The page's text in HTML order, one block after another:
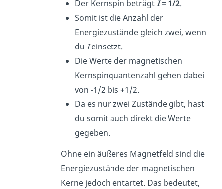
Der Kernspin beträgtI= 1/2.
Somit ist die Anzahl der
Energiezustände gleich zwei, wenn
du Ieinsetzt.
Die Werte der magnetischen
Kernspinquantenzahl gehen dabei
von -1/2 bis +1/2.
Da es nur zwei Zustände gibt, hast
du somit auch direkt die Werte
gegeben.
Ohne ein äußeres Magnetfeld sind die
Energiezustände der magnetischen
Kerne jedoch entartet. Das bedeutet,